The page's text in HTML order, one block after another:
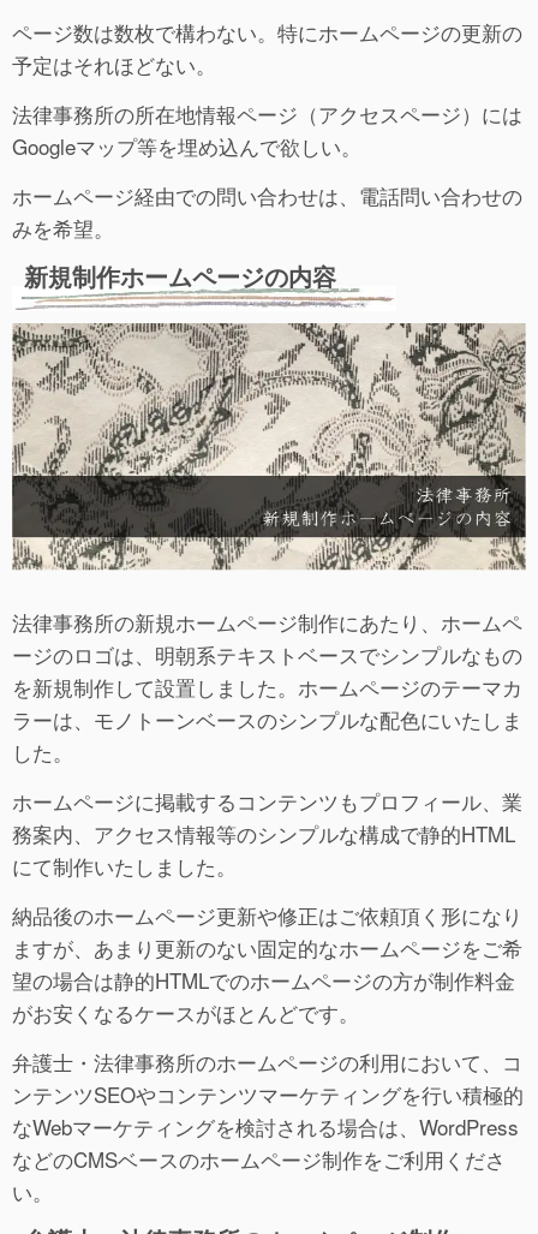
ページ数は数枚で構わない。特にホームページの更新の
予定はそれほどない。
法律事務所の所在地情報ページ（アクセスページ）には
Googleマップ等を埋め込んで欲しい。
ホームページ経由での問い合わせは、電話問い合わせの
みを希望。
新規制作ホームページの内容
法律事務所の新規ホームページ制作にあたり、ホームペ
ージのロゴは、明朝系テキストベースでシンプルなもの
を新規制作して設置しました。ホームページのテーマカ
ラーは、モノトーンベースのシンプルな配色にいたしま
した。
ホームページに掲載するコンテンツもプロフィール、業
務案内、アクセス情報等のシンプルな構成で静的HTML
にて制作いたしました。
納品後のホームページ更新や修正はご依頼頂く形になり
ますが、あまり更新のない固定的なホームページをご希
望の場合は静的HTMLでのホームページの方が制作料金
がお安くなるケースがほとんどです。
弁護士・法律事務所のホームページの利用において、コ
ンテンツSEOやコンテンツマーケティングを行い積極的
なWebマーケティングを検討される場合は、WordPress
などのCMSベースのホームページ制作をご利用くださ
い。